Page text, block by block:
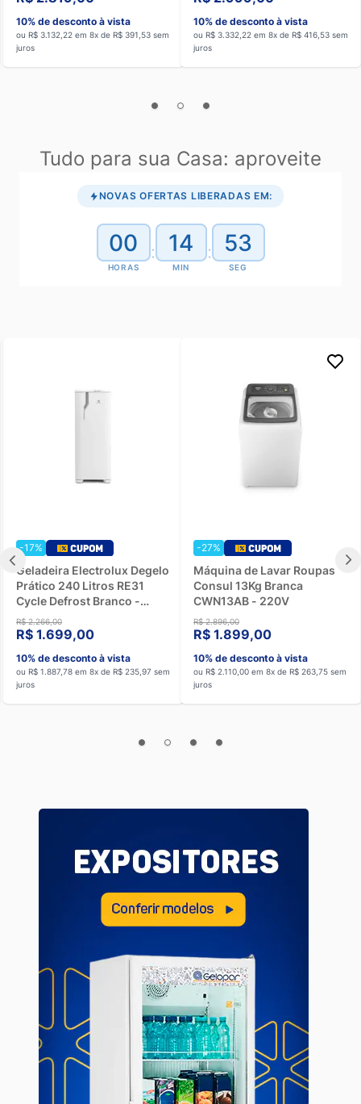
10% de desconto à vista
ou R$ 3.132,22 em 8x de R$ 391,53 sem
juros
10% de desconto à vista
ou R$ 3.332,22 em 8x de R$ 416,53 sem
juros
Tudo para sua Casa: aproveite
NOVAS OFERTAS LIBERADAS EM:
00
HORAS
: 14
MIN
: 52
SEG
-17%
Geladeira Electrolux Degelo
Prático 240 Litros RE31
Cycle Defrost Branco -
220V
R$ 2.266,00
R$ 1.699,00
10% de desconto à vista
ou R$ 1.887,78 em 8x de R$ 235,97 sem
juros
-27%
Máquina de Lavar Roupas
Consul 13Kg Branca
CWN13AB - 220V
R$ 2.896,00
R$ 1.899,00
10% de desconto à vista
ou R$ 2.110,00 em 8x de R$ 263,75 sem
juros